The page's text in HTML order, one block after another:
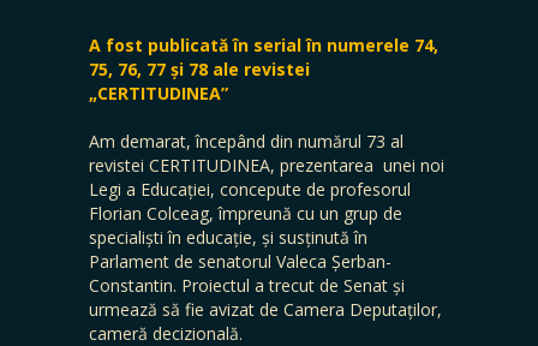
A fost publicată în serial în numerele 74,
75, 76, 77 și 78 ale revistei
„CERTITUDINEA”
Am demarat, începând din numărul 73 al
revistei CERTITUDINEA, prezentarea unei noi
Legi a Educației, concepute de profesorul
Florian Colceag, împreună cu un grup de
specialiști în educație, și susținută în
Parlament de senatorul Valeca Șerban-
Constantin. Proiectul a trecut de Senat și
urmează să fie avizat de Camera Deputaților,
cameră decizională.